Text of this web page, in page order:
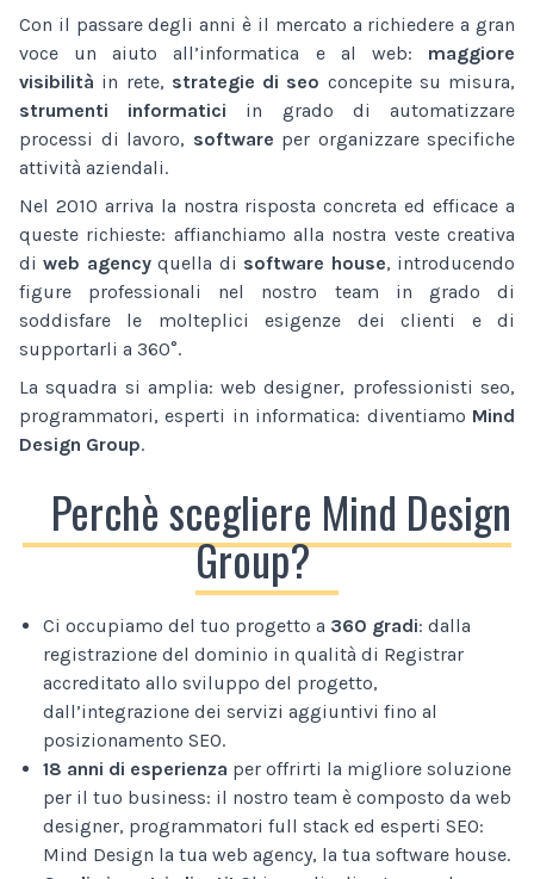
Con il passare degli anni è il mercato a richiedere a gran
voce un aiuto all’informatica e al web: maggiore
visibilità in rete, strategie di seo concepite su misura,
strumenti informatici in grado di automatizzare
processi di lavoro, software per organizzare specifiche
attività aziendali.
Nel 2010 arriva la nostra risposta concreta ed efficace a
queste richieste: affianchiamo alla nostra veste creativa
diweb agencyquella di software house, introducendo
figure professionali nel nostro team in grado di
soddisfare le molteplici esigenze dei clienti e di
supportarli a 360°.
La squadra si amplia: web designer, professionisti seo,
programmatori, esperti in informatica: diventiamo Mind
Design Group.
Perchè scegliere Mind Design
Group?
Ci occupiamo del tuo progetto a 360 gradi: dalla
registrazione del dominio in qualità di Registrar
accreditato allo sviluppo del progetto,
dall’integrazione dei servizi aggiuntivi fino al
posizionamento SEO.
18 anni di esperienza per offrirti la migliore soluzione
per il tuo business: il nostro team è composto da web
designer, programmatori full stack ed esperti SEO:
Mind Design la tua web agency, la tua software house.